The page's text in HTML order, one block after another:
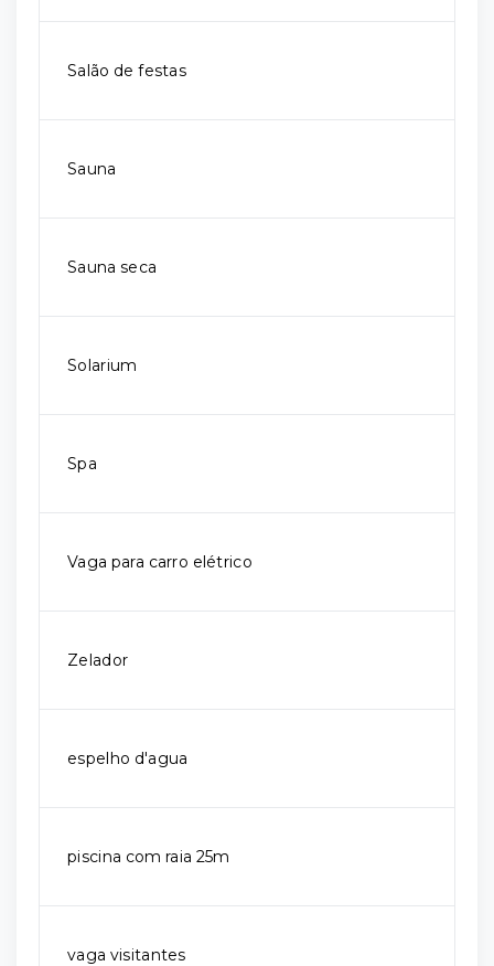
Salão de festas
Sauna
Sauna seca
Solarium
Spa
Vaga para carro elétrico
Zelador
espelho d'agua
piscina com raia 25m
vaga visitantes